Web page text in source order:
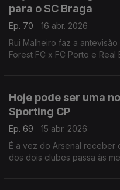
para o SC Braga
Ep. 70
16 abr. 2026
Rui Malheiro faz a
Forest FC x FC Porto e Real
Hoje pode ser uma
Sporting CP
Ep. 69
15 abr. 2026
É a vez do Arsenal receber
dos dois clubes passa às